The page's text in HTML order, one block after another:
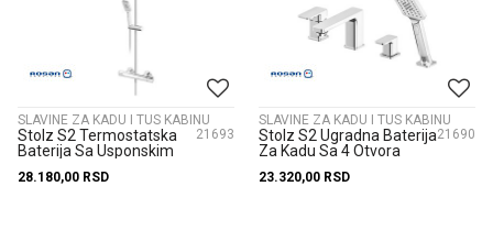
SLAVINE ZA KADU I TUS KABINU
21693
Stolz S2 Termostatska
Baterija Sa Usponskim
2T37251
28.180,00 RSD
SLAVINE ZA KADU I TUS KABINU
21690
Stolz S2 Ugradna Baterija
Za Kadu Sa 4 Otvora
23.320,00 RSD